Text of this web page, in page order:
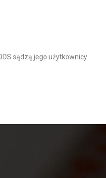
sądzą jego użytkownicy